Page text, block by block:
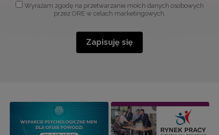
Wyrażam zgodę na przetwarzanie moich danych osobowych
przez ORE w celach marketingowych.
Zapisuję się